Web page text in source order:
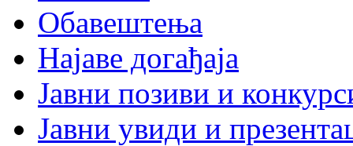
Обавештења
Најаве догађаја
Јавни позиви и
Јавни увиди и